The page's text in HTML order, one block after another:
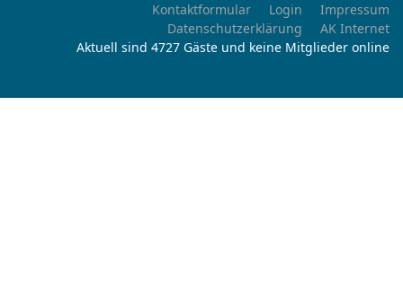
Kontaktformular
Login
Impressum
Datenschutzerklärung
AK Internet
Aktuell sind 4727 Gäste und keine Mitglieder online